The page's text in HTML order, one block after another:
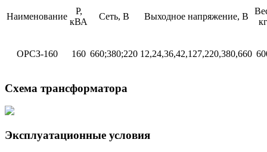
Наименование
Р,
кВА
Сеть, В Выходное напряжение, В
кг
ОРСЗ-160 160 660;380;220 12,24,36,42,127,220,380,660
Схема трансформатора
Эксплуатационные условия